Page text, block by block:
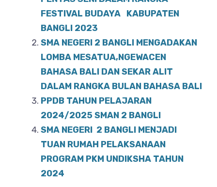
k
p
p
FESTIVAL BUDAYA KABUPATEN
BANGLI 2023
SMA NEGERI 2 BANGLI MENGADAKAN
LOMBA MESATUA,NGEWACEN
BAHASA BALI DAN SEKAR ALIT
DALAM RANGKA BULAN BAHASA BALI
PPDB TAHUN PELAJARAN
2024/2025 SMAN 2 BANGLI
SMA NEGERI 2 BANGLI MENJADI
TUAN RUMAH PELAKSANAAN
PROGRAM PKM UNDIKSHA TAHUN
2024